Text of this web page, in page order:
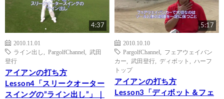
4:37
2010.11.01
ライン出し
PargolfChannel
武田
登行
アイアンの打ち方
Lesson4「スリークオーター
スイングの”ライン出し”」｜
5:17
2010.10.10
PargolfChannel
フェアウェイバン
カー
武田登行 ディボット
ハーフ
トップ
アイアンの打ち方
Lesson3「ディボット＆フェ